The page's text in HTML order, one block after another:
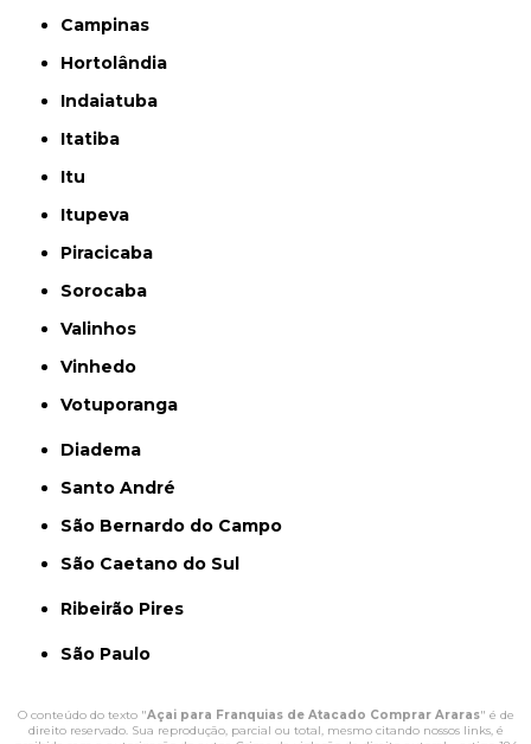
Campinas
Hortolândia
Indaiatuba
Itatiba
Itu
Itupeva
Piracicaba
Sorocaba
Valinhos
Vinhedo
Votuporanga
Diadema
Santo André
São Bernardo do Campo
São Caetano do Sul
Ribeirão Pires
São Paulo
O conteúdo do texto "Açai para Franquias de Atacado Comprar Araras" é de
direito reservado. Sua reprodução, parcial ou total, mesmo citando nossos links, é